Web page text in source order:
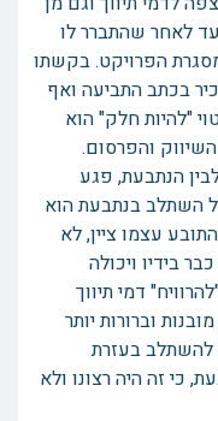
לאחר שהתברר לו
הפרויקט. בקשתו
בכתב התביעה ואף
"להיות חלק" הוא
והפרסום.
הנתבעת, פגע
השתלב בנתבעת הוא
עצמו ציין, לא
בידיו ויכולה
דמי תיווך
וברורות יותר
להשתלב בעזרת
זה היה רצונו ולא